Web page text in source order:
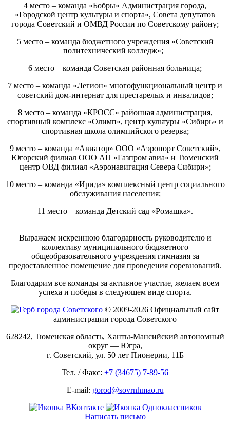
4 место – команда «Бобры» Администрация города,
«Городской центр культуры и спорта», Совета депутатов
города Советский и ОМВД России по Советскому району;
5 место – команда бюджетного учреждения «Советский
политехнический колледж»;
6 место – команда Советская районная больница;
7 место – команда «Легион» многофункциональный центр и
советский дом-интернат для престарелых и инвалидов;
8 место – команда «КРОСС» районная администрация,
спортивный комплекс «Олимп», центр культуры «Сибирь» и
спортивная школа олимпийского резерва;
9 место – команда «Авиатор» ООО «Аэропорт Советский»,
Югорский филиал ООО АП «Газпром авиа» и Тюменский
центр ОВД филиал «Аэронавигация Севера Сибири»;
10 место – команда «Ирида» комплексный центр социального
обслуживания населения;
11 место – команда Детский сад «Ромашка».
Выражаем искреннюю благодарность руководителю и
коллективу муниципального бюджетного
общеобразовательного учреждения гимназия за
предоставленное помещение для проведения соревнований.
Благодарим все команды за активное участие, желаем всем
успеха и победы в следующем виде спорта.
© 2009-2026 Официальный сайт
администрации города Советского
628242, Тюменская область, Ханты-Мансийский автономный
округ — Югра,
г. Советский, ул. 50 лет Пионерии, 11Б
Тел. / Факс: +7 (34675) 7-89-56
E-mail: gorod@sovrnhmao.ru
Написать письмо